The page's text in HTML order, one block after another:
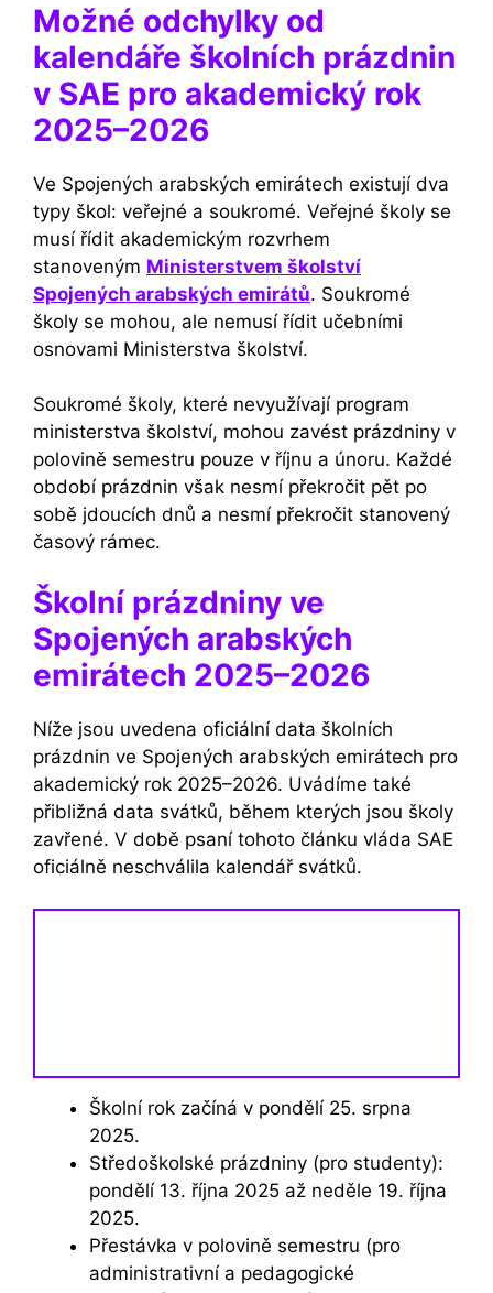
Možné odchylky od
kalendáře školních prázdnin
v SAE pro akademický rok
2025–2026
Ve Spojených arabských emirátech existují dva
typy škol: veřejné a soukromé. Veřejné školy se
musí řídit akademickým rozvrhem
stanoveným Ministerstvem školství
Spojených arabských emirátů. Soukromé
školy se mohou, ale nemusí řídit učebními
osnovami Ministerstva školství.
Soukromé školy, které nevyužívají program
ministerstva školství, mohou zavést prázdniny v
polovině semestru pouze v říjnu a únoru. Každé
období prázdnin však nesmí překročit pět po
sobě jdoucích dnů a nesmí překročit stanovený
časový rámec.
Školní prázdniny ve
Spojených arabských
emirátech 2025–2026
Níže jsou uvedena oficiální data školních
prázdnin ve Spojených arabských emirátech pro
akademický rok 2025–2026. Uvádíme také
přibližná data svátků, během kterých jsou školy
zavřené. V době psaní tohoto článku vláda SAE
oficiálně neschválila kalendář svátků.
Školní rok začíná v pondělí 25. srpna
2025.
Středoškolské prázdniny (pro studenty):
pondělí 13. října 2025 až neděle 19. října
2025.
Přestávka v polovině semestru (pro
administrativní a pedagogické